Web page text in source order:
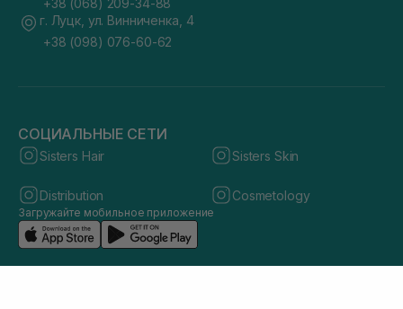
+38 (068) 209-34-88
г. Луцк, ул. Винниченка, 4
+38 (098) 076-60-62
СОЦИАЛЬНЫЕ СЕТИ
Sisters Hair Sisters Skin
Distribution Cosmetology
Загружайте мобильное приложение